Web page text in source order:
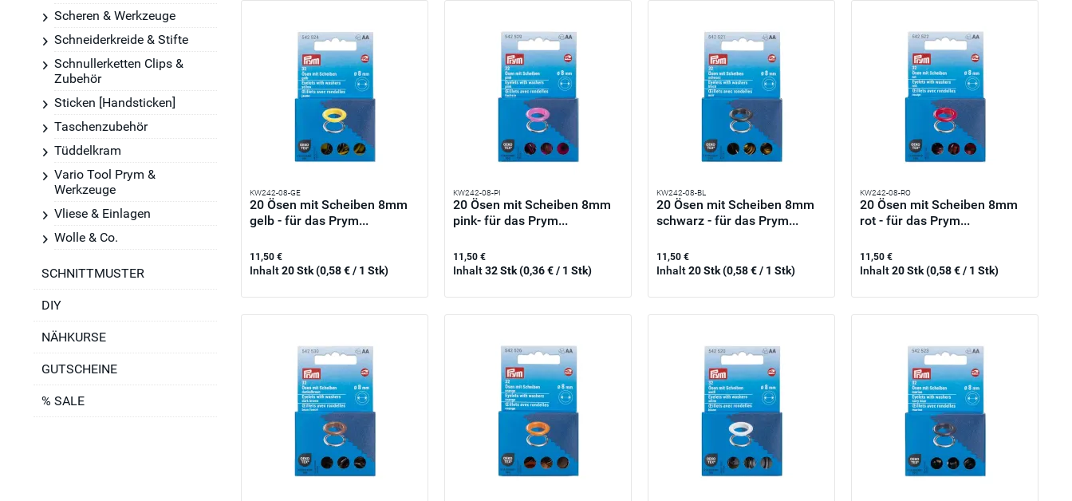
Scheren & Werkzeuge
Schneiderkreide & Stifte
Schnullerketten Clips &
Zubehör
Sticken [Handsticken]
Taschenzubehör
Tüddelkram
Vario Tool Prym &
Werkzeuge
Vliese & Einlagen
Wolle & Co.
SCHNITTMUSTER
DIY
NÄHKURSE
GUTSCHEINE
% SALE
KW242-08-GE
20 Ösen mit Scheiben 8mm
gelb - für das Prym...
11,50 €
Inhalt20 Stk(0,58 € / 1 Stk)
KW242-08-PI
20 Ösen mit Scheiben 8mm
pink- für das Prym...
11,50 €
Inhalt32 Stk(0,36 € / 1 Stk)
KW242-08-BL
20 Ösen mit Scheiben 8mm
schwarz - für das Prym...
11,50 €
Inhalt20 Stk(0,58 € / 1 Stk)
KW242-08-RO
20 Ösen mit Scheiben 8mm
rot - für das Prym...
11,50 €
Inhalt20 Stk(0,58 € / 1 Stk)